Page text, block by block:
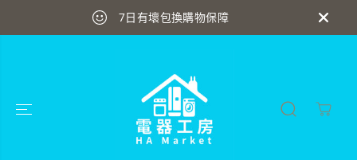
7日有壞包換購物保障